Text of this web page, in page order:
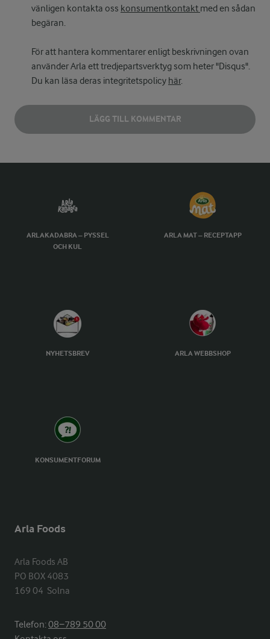
vänligen kontakta oss konsumentkontakt med en sådan
begäran.
För att hantera kommentarer enligt beskrivningen ovan
använder Arla ett tredjepartsverktyg som heter "Disqus".
Du kan läsa deras integritetspolicy här.
LÄGG TILL KOMMENTAR
ARLAKADABRA – PYSSEL
OCH KUL
ARLA MAT – RECEPTAPP
NYHETSBREV ARLA WEBBSHOP
KONSUMENTFORUM
Arla Foods
Arla Foods AB
PO BOX 4083
169 04  Solna
Telefon:08−789 50 00